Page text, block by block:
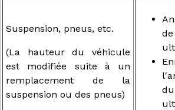
Suspension, pneus, etc.
(La hauteur du véhicule
est modifiée suite à un
remplacement de la
suspension ou des pneus)